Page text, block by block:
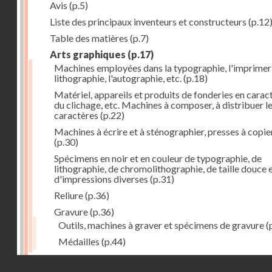
Avis (p.5)
Liste des principaux inventeurs et constructeurs (p.12)
Table des matières (p.7)
Arts graphiques (p.17)
Machines employées dans la typographie,
lithographie, l'autographie, etc. (p.18)
Matériel, appareils et produits de fonderies en
du clichage, etc. Machines à composer, à distribuer
caractères (p.22)
Machines à écrire et à sténographier, presses à
(p.30)
Spécimens en noir et en couleur de typographie, de
lithographie, de chromolithographie, de taille douce
d'impressions diverses (p.31)
Reliure(p.36)
Gravure(p.36)
Outils, machines à graver et spécimens de gravure
Médailles (p.44)